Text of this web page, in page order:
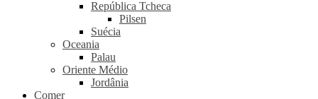
República Tcheca
Pilsen
Suécia
Oceania
Palau
Oriente Médio
Jordânia
Comer